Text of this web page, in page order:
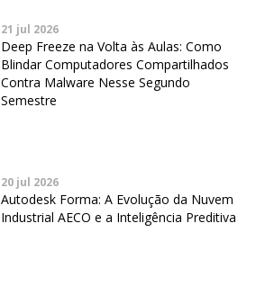
21 jul 2026
Deep Freeze na Volta às Aulas: Como
Blindar Computadores Compartilhados
Contra Malware Nesse Segundo
Semestre
20 jul 2026
Autodesk Forma: A Evolução da Nuvem
Industrial AECO e a Inteligência Preditiva